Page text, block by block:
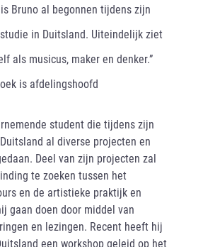
Bruno al begonnen tijdens zijn
in Duitsland. Uiteindelijk ziet
als musicus, maker en denker.”
is afdelingshoofd
student die tijdens zijn
al diverse projecten en
Deel van zijn projecten zal
te zoeken tussen het
en de artistieke praktijk en
gaan doen door middel van
en lezingen. Recent heeft hij
een workshop geleid op het